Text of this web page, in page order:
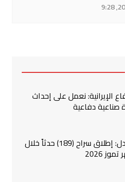
الإيرانية: نعمل على إحداث
صناعية دفاعية
العدل: إطلاق سراح (189) حدثاً خلال
2026